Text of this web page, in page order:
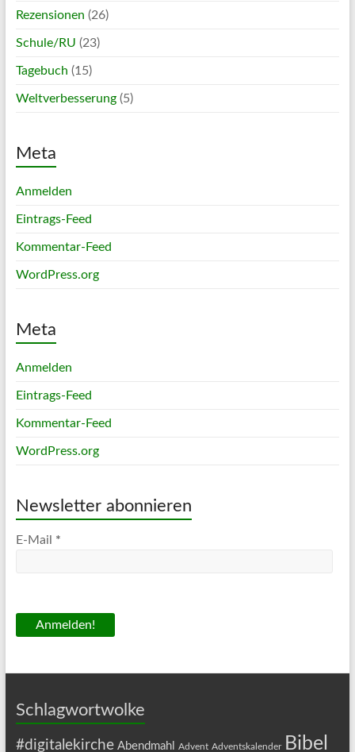
Rezensionen (26)
Schule/RU (23)
Tagebuch (15)
Weltverbesserung(5)
Meta
Anmelden
Eintrags-Feed
Kommentar-Feed
WordPress.org
Meta
Anmelden
Eintrags-Feed
Kommentar-Feed
WordPress.org
Newsletter abonnieren
E-Mail *
Schlagwortwolke
#digitalekirche Abendmahl Advent Adventskalender Bibel